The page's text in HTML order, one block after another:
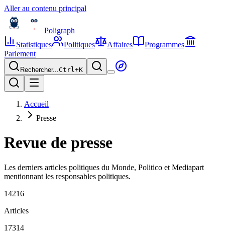
Aller au contenu principal
Poligraph
Statistiques
Politiques Affaires
Programmes
Parlement
Rechercher...Ctrl+K
Accueil
Presse
Revue de presse
Les derniers articles politiques du Monde, Politico et Mediapart
mentionnant les responsables politiques.
14216
Articles
17314